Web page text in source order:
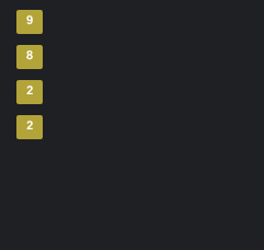
9
8
2
2